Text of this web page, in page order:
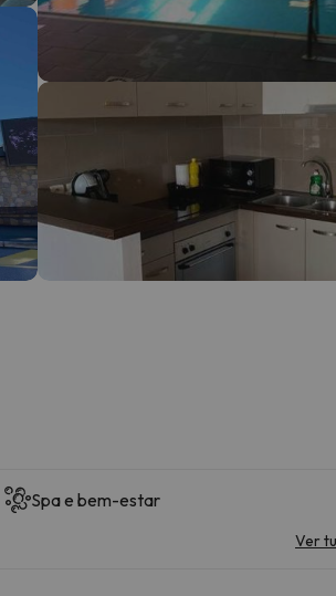
caminho. Assim que encontrar a sua
Spa e bem-estar
Ver